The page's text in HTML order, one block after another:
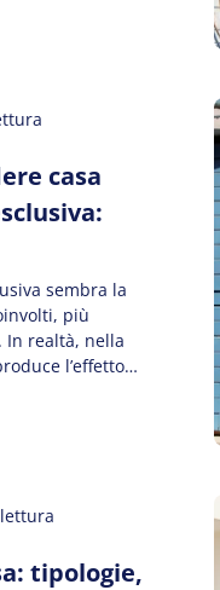
casa
sembra la
più
In realtà, nella
l’effetto
articolo
tipologie,